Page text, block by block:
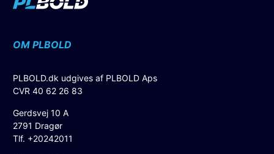
OM PLBOLD
PLBOLD.dk udgives af PLBOLD Aps
CVR 40 62 26 83
Gerdsvej 10 A
2791 Dragør
Tlf. +20242011